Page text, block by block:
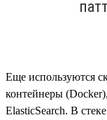
Еще используются
контейнеры
ElasticSearch. В